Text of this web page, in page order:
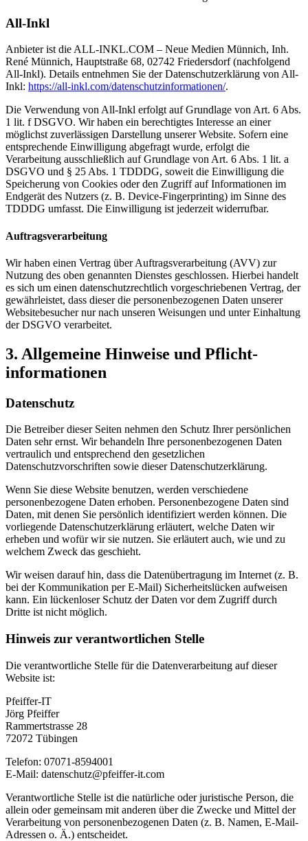
All-Inkl
Anbieter ist die ALL-INKL.COM – Neue Medien Münnich, Inh.
René Münnich, Hauptstraße 68, 02742 Friedersdorf (nachfolgend
All-Inkl). Details entnehmen Sie der Datenschutzerklärung von All-
Inkl: https://all-inkl.com/datenschutzinformationen/.
Die Verwendung von All-Inkl erfolgt auf Grundlage von Art. 6 Abs.
1 lit. f DSGVO. Wir haben ein berechtigtes Interesse an einer
möglichst zuverlässigen Darstellung unserer Website. Sofern eine
entsprechende Einwilligung abgefragt wurde, erfolgt die
Verarbeitung ausschließlich auf Grundlage von Art. 6 Abs. 1 lit. a
DSGVO und § 25 Abs. 1 TDDDG, soweit die Einwilligung die
Speicherung von Cookies oder den Zugriff auf Informationen im
Endgerät des Nutzers (z. B. Device-Fingerprinting) im Sinne des
TDDDG umfasst. Die Einwilligung ist jederzeit widerrufbar.
Auftragsverarbeitung
Wir haben einen Vertrag über Auftragsverarbeitung (AVV) zur
Nutzung des oben genannten Dienstes geschlossen. Hierbei handelt
es sich um einen datenschutzrechtlich vorgeschriebenen Vertrag, der
gewährleistet, dass dieser die personenbezogenen Daten unserer
Websitebesucher nur nach unseren Weisungen und unter Einhaltung
der DSGVO verarbeitet.
3. Allgemeine Hinweise und Pflicht­
informationen
Datenschutz
Die Betreiber dieser Seiten nehmen den Schutz Ihrer persönlichen
Daten sehr ernst. Wir behandeln Ihre personenbezogenen Daten
vertraulich und entsprechend den gesetzlichen
Datenschutzvorschriften sowie dieser Datenschutzerklärung.
Wenn Sie diese Website benutzen, werden verschiedene
personenbezogene Daten erhoben. Personenbezogene Daten sind
Daten, mit denen Sie persönlich identifiziert werden können. Die
vorliegende Datenschutzerklärung erläutert, welche Daten wir
erheben und wofür wir sie nutzen. Sie erläutert auch, wie und zu
welchem Zweck das geschieht.
Wir weisen darauf hin, dass die Datenübertragung im Internet (z. B.
bei der Kommunikation per E-Mail) Sicherheitslücken aufweisen
kann. Ein lückenloser Schutz der Daten vor dem Zugriff durch
Dritte ist nicht möglich.
Hinweis zur verantwortlichen Stelle
Die verantwortliche Stelle für die Datenverarbeitung auf dieser
Website ist:
Pfeiffer-IT
Jörg Pfeiffer
Rammertstrasse 28
72072 Tübingen
Telefon: 07071-8594001
E-Mail: datenschutz@pfeiffer-it.com
Verantwortliche Stelle ist die natürliche oder juristische Person, die
allein oder gemeinsam mit anderen über die Zwecke und Mittel der
Verarbeitung von personenbezogenen Daten (z. B. Namen, E-Mail-
Adressen o. Ä.) entscheidet.